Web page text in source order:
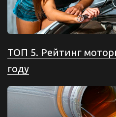
ТОП 5. Рейтинг
году